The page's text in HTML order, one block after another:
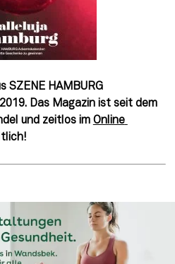
SZENE HAMBURG
Das Magazin ist seit dem
und zeitlos im Online